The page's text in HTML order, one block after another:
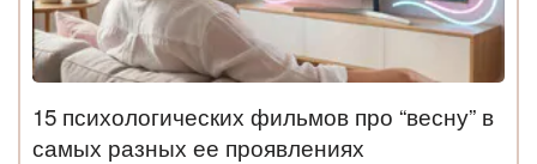
15 психологических фильмов про “весну” в
самых разных ее проявлениях